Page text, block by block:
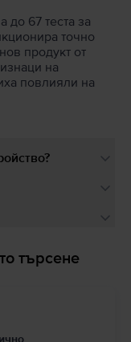
до 67 теста за
точно
продукт от
на
повлияли на
търсене